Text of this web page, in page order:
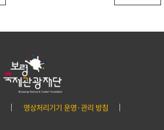
영상처리기기 운영·관리 방침